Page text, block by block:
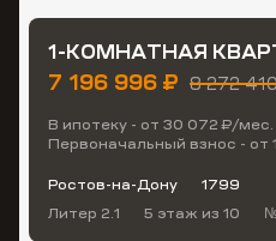
1-КОМНАТНАЯ
7 196 996 ₽ 8 272
В ипотеку - от 30 072 ₽/мес.
Первоначальный взнос - от
Ростов-на-Дону
1799
Литер 2.1
5 этаж из 10